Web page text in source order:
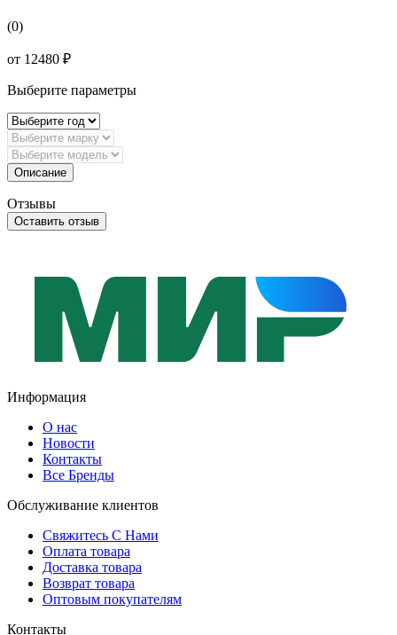
(0)
от 12480 ₽
Выберите параметры
Описание
Отзывы
Оставить отзыв
Информация
О нас
Новости
Контакты
Все Бренды
Обслуживание клиентов
Свяжитесь С Нами
Оплата товара
Доставка товара
Возврат товара
Оптовым покупателям
Контакты